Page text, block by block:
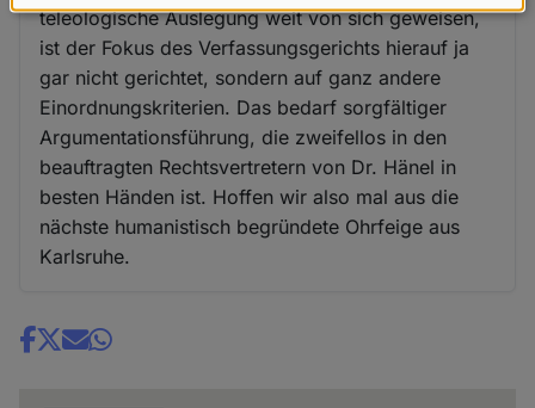
teleologische Auslegung weit von sich geweisen,
ist der Fokus des Verfassungsgerichts hierauf ja
gar nicht gerichtet, sondern auf ganz andere
Einordnungskriterien. Das bedarf sorgfältiger
Argumentationsführung, die zweifellos in den
beauftragten Rechtsvertretern von Dr. Hänel in
besten Händen ist. Hoffen wir also mal aus die
nächste humanistisch begründete Ohrfeige aus
Karlsruhe.
Share
Daten
und
Cookies